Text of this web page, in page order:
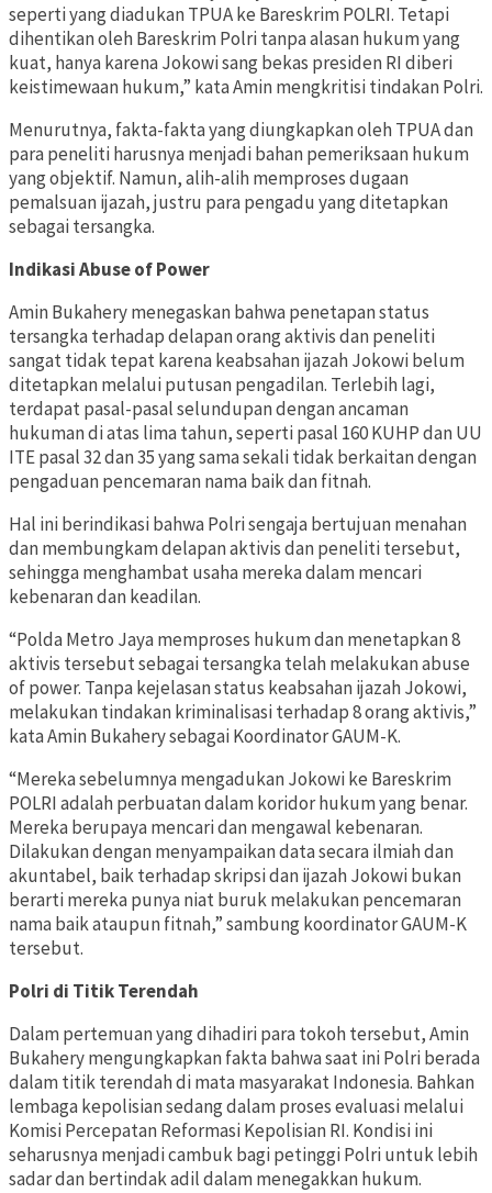
seperti yang diadukan TPUA ke Bareskrim POLRI. Tetapi
dihentikan oleh Bareskrim Polri tanpa alasan hukum yang
kuat, hanya karena Jokowi sang bekas presiden RI diberi
keistimewaan hukum,” kata Amin mengkritisi tindakan Polri.
Menurutnya, fakta-fakta yang diungkapkan oleh TPUA dan
para peneliti harusnya menjadi bahan pemeriksaan hukum
yang objektif. Namun, alih-alih memproses dugaan
pemalsuan ijazah, justru para pengadu yang ditetapkan
sebagai tersangka.
Indikasi Abuse of Power
Amin Bukahery menegaskan bahwa penetapan status
tersangka terhadap delapan orang aktivis dan peneliti
sangat tidak tepat karena keabsahan ijazah Jokowi belum
ditetapkan melalui putusan pengadilan. Terlebih lagi,
terdapat pasal-pasal selundupan dengan ancaman
hukuman di atas lima tahun, seperti pasal 160 KUHP dan UU
ITE pasal 32 dan 35 yang sama sekali tidak berkaitan dengan
pengaduan pencemaran nama baik dan fitnah.
Hal ini berindikasi bahwa Polri sengaja bertujuan menahan
dan membungkam delapan aktivis dan peneliti tersebut,
sehingga menghambat usaha mereka dalam mencari
kebenaran dan keadilan.
“Polda Metro Jaya memproses hukum dan menetapkan 8
aktivis tersebut sebagai tersangka telah melakukan abuse
of power. Tanpa kejelasan status keabsahan ijazah Jokowi,
melakukan tindakan kriminalisasi terhadap 8 orang aktivis,”
kata Amin Bukahery sebagai Koordinator GAUM-K.
“Mereka sebelumnya mengadukan Jokowi ke Bareskrim
POLRI adalah perbuatan dalam koridor hukum yang benar.
Mereka berupaya mencari dan mengawal kebenaran.
Dilakukan dengan menyampaikan data secara ilmiah dan
akuntabel, baik terhadap skripsi dan ijazah Jokowi bukan
berarti mereka punya niat buruk melakukan pencemaran
nama baik ataupun fitnah,” sambung koordinator GAUM-K
tersebut.
Polri di Titik Terendah
Dalam pertemuan yang dihadiri para tokoh tersebut, Amin
Bukahery mengungkapkan fakta bahwa saat ini Polri berada
dalam titik terendah di mata masyarakat Indonesia. Bahkan
lembaga kepolisian sedang dalam proses evaluasi melalui
Komisi Percepatan Reformasi Kepolisian RI. Kondisi ini
seharusnya menjadi cambuk bagi petinggi Polri untuk lebih
sadar dan bertindak adil dalam menegakkan hukum.